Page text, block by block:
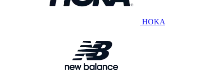
HOKA